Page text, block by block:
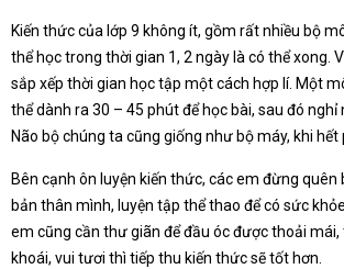
Kiến thức của lớp 9 không ít, gồm rất nhiều bộ
thể học trong thời gian 1, 2 ngày là có thể xong.
sắp xếp thời gian học tập một cách hợp lí. Một
thể dành ra 30 – 45 phút để học bài, sau đó nghỉ
Não bộ chúng ta cũng giống như bộ máy, khi hết
Bên cạnh ôn luyện kiến thức, các em đừng quên
bản thân mình, luyện tập thể thao để có sức
em cũng cần thư giãn để đầu óc được thoải
khoái, vui tươi thì tiếp thu kiến thức sẽ tốt hơn.